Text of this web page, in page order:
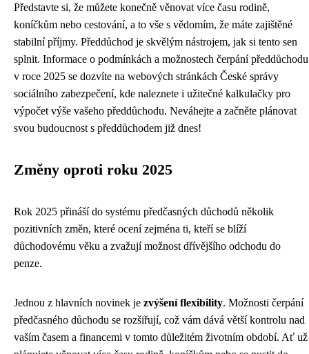
Představte si, že můžete konečně věnovat více času rodině,
koníčkům nebo cestování, a to vše s vědomím, že máte zajištěné
stabilní příjmy. Předdůchod je skvělým nástrojem, jak si tento sen
splnit. Informace o podmínkách a možnostech čerpání předdůchodu
v roce 2025 se dozvíte na webových stránkách České správy
sociálního zabezpečení, kde naleznete i užitečné kalkulačky pro
výpočet výše vašeho předdůchodu. Neváhejte a začněte plánovat
svou budoucnost s předdůchodem již dnes!
Změny oproti roku 2025
Rok 2025 přináší do systému předčasných důchodů několik
pozitivních změn, které ocení zejména ti, kteří se blíží
důchodovému věku a zvažují možnost dřívějšího odchodu do
penze.
Jednou z hlavních novinek je zvýšení flexibility. Možnosti čerpání
předčasného důchodu se rozšiřují, což vám dává větší kontrolu nad
vaším časem a financemi v tomto důležitém životním období. Ať už